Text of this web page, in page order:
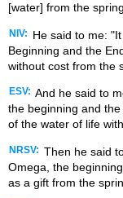
[water] from the
NIV:
He said to me:
Beginning and the
without cost from the
ESV: And he said to
the beginning and
of the water of life
NRSV: Then he said
Omega, the
as a gift from the